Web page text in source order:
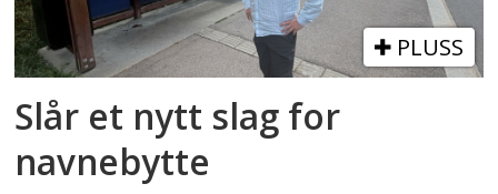
PLUSS
Slår et nytt slag for
navnebytte